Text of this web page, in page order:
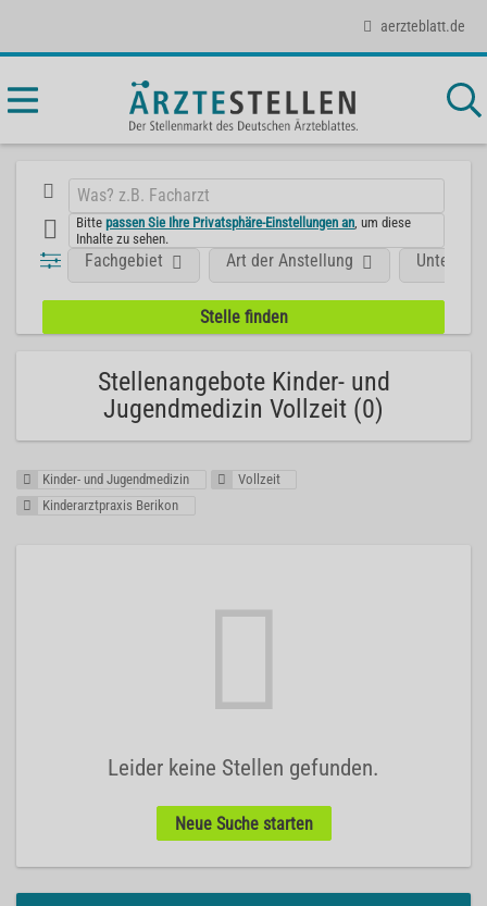
aerzteblatt.de
Bittepassen Sie Ihre Privatsphäre-Einstellungen an , um diese
Inhalte zu sehen.
Fachgebiet Art der Anstellung
Stellenangebote Kinder- und
Jugendmedizin Vollzeit (0)
Kinder- und Jugendmedizin
Vollzeit
Kinderarztpraxis Berikon
Leider keine Stellen gefunden.
Neue Suche starten